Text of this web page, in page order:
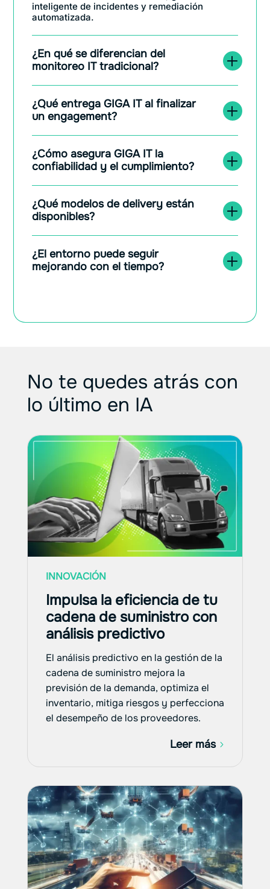
inteligente de incidentes y remediación
automatizada.
¿En qué se diferencian del
monitoreo IT tradicional?
¿Qué entrega GIGA IT al finalizar
un engagement?
¿Cómo asegura GIGA IT la
confiabilidad y el cumplimiento?
¿Qué modelos de delivery están
disponibles?
¿El entorno puede seguir
mejorando con el tiempo?
No te quedes atrás con
lo último en IA
INNOVACIÓN
Impulsa la eficiencia de tu
cadena de suministro con
análisis predictivo
El análisis predictivo en la gestión de la
cadena de suministro mejora la
previsión de la demanda, optimiza el
inventario, mitiga riesgos y perfecciona
el desempeño de los proveedores.
Leer más